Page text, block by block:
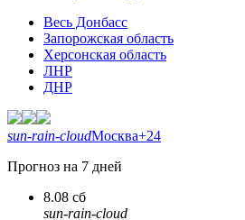
Весь Донбасс
Запорожская область
Херсонская область
ЛНР
ДНР
sun-rain-cloudМосква+24
Прогноз на 7 дней
8.08 сб
sun-rain-cloud